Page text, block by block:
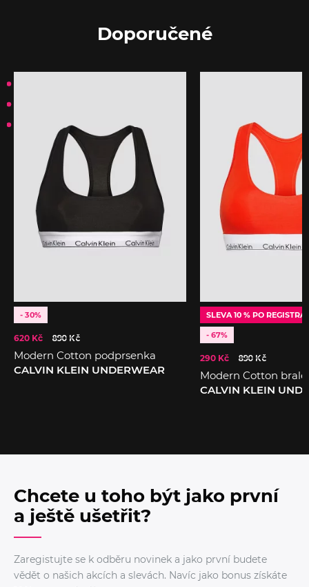
Doporučené
- 30%
620 Kč 890 Kč
Modern Cotton podprsenka
CALVIN KLEIN UNDERWEAR
SLEVA 10 % PO
- 67%
290 Kč 890 Kč
Modern Cotton
CALVIN KLEIN
Chcete u toho být jako první
a ještě ušetřit?
Zaregistujte se k odběru novinek a jako první budete
vědět o našich akcích a slevách. Navíc jako bonus získáte